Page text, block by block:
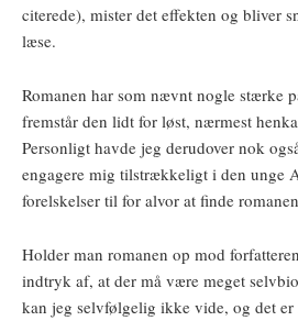
citerede), mister det effekten og bliver
læse.
Romanen har som nævnt nogle stærke
fremstår den lidt for løst, nærmest
Personligt havde jeg derudover nok
engagere mig tilstrækkeligt i den unge
forelskelser til for alvor at finde
Holder man romanen op mod
indtryk af, at der må være meget
kan jeg selvfølgelig ikke vide, og det